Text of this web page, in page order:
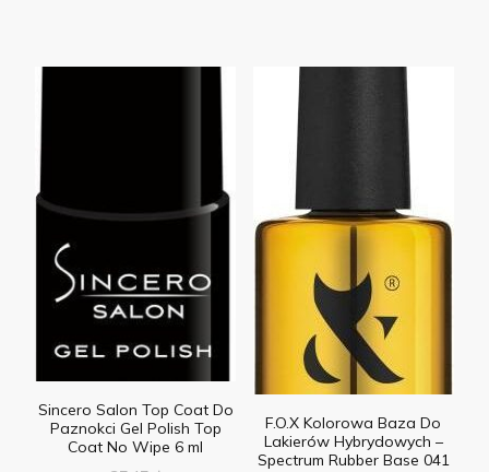
Sincero Salon Top Coat Do
Paznokci Gel Polish Top
Coat No Wipe 6 ml
F.O.X Kolorowa Baza Do
Lakierów Hybrydowych –
Spectrum Rubber Base 041